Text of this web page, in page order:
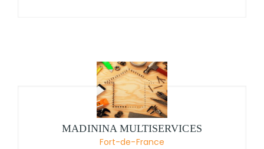
MADININA MULTISERVICES
Fort-de-France